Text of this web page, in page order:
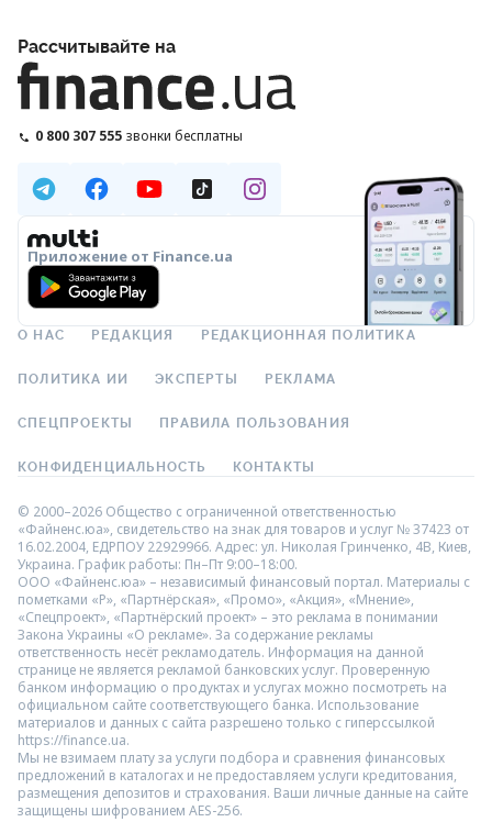
Рассчитывайте на
0 800 307 555 звонки бесплатны
Приложение от Finance.ua
О НАС РЕДАКЦИЯ РЕДАКЦИОННАЯ ПОЛИТИКА
ПОЛИТИКА ИИ ЭКСПЕРТЫ РЕКЛАМА
СПЕЦПРОЕКТЫ ПРАВИЛА ПОЛЬЗОВАНИЯ
КОНФИДЕНЦИАЛЬНОСТЬ КОНТАКТЫ
© 2000–2026 Общество с ограниченной ответственностью
«Файненс.юа», свидетельство на знак для товаров и услуг № 37423 от
16.02.2004, ЕДРПОУ 22929966. Адрес: ул. Николая Гринченко, 4В, Киев,
Украина. График работы: Пн–Пт 9:00–18:00.
ООО «Файненс.юа» – независимый финансовый портал. Материалы с
пометками «Р», «Партнёрская», «Промо», «Акция», «Мнение»,
«Спецпроект», «Партнёрский проект» – это реклама в понимании
Закона Украины «О рекламе». За содержание рекламы
ответственность несёт рекламодатель. Информация на данной
странице не является рекламой банковских услуг. Проверенную
банком информацию о продуктах и услугах можно посмотреть на
официальном сайте соответствующего банка. Использование
материалов и данных с сайта разрешено только с гиперссылкой
https://finance.ua.
Мы не взимаем плату за услуги подбора и сравнения финансовых
предложений в каталогах и не предоставляем услуги кредитования,
размещения депозитов и страхования. Ваши личные данные на сайте
защищены шифрованием AES-256.